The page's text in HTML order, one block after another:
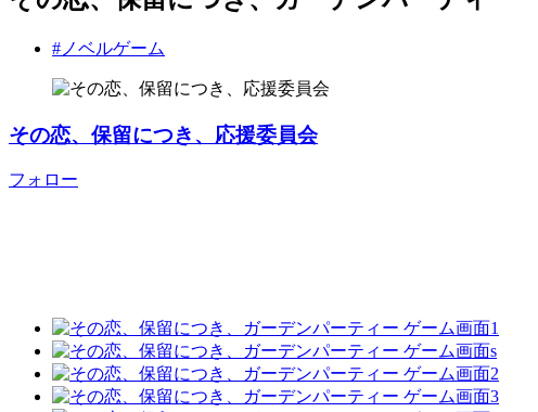
#ノベルゲーム
その恋、保留につき、応援委員会
フォロー